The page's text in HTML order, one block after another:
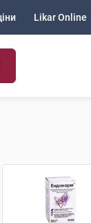
Likar Online